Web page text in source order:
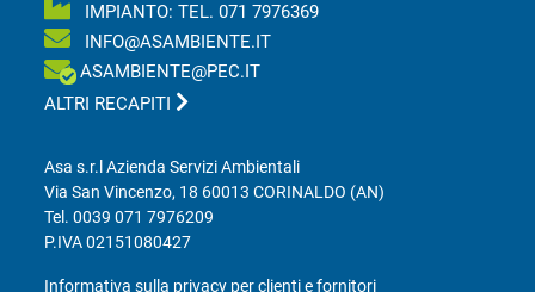
IMPIANTO: TEL.071 7976369
INFO@ASAMBIENTE.IT
ASAMBIENTE@PEC.IT
ALTRI RECAPITI
Asa s.r.l Azienda Servizi Ambientali
Via San Vincenzo, 18 60013 CORINALDO (AN)
Tel.0039 071 7976209
P.IVA 02151080427
Informativa sulla privacy per clienti e fornitori